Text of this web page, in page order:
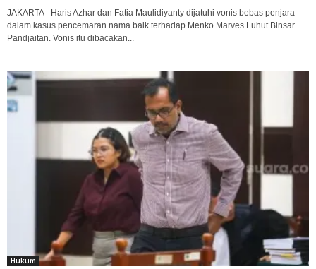
JAKARTA - Haris Azhar dan Fatia Maulidiyanty dijatuhi vonis bebas penjara
dalam kasus pencemaran nama baik terhadap Menko Marves Luhut Binsar
Pandjaitan. Vonis itu dibacakan...
Hukum